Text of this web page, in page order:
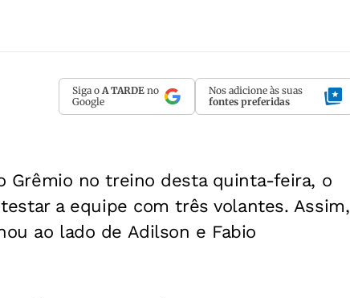
Siga o A TARDE no
Google
Nos adicione às suas
fontes preferidas
Grêmio no treino desta quinta-feira, o
a equipe com três volantes. Assim,
ao lado de Adilson e Fabio